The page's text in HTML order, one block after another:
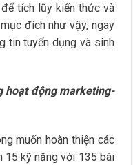
tích lũy kiến thức và
đích như vậy, ngay
tin tuyển dụng và sinh
hoạt động marketing-
muốn hoàn thiện các
15 kỹ năng với 135 bài